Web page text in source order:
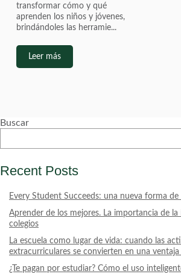
transformar cómo y qué
aprenden los niños y jóvenes,
brindándoles las herramie...
Leer más
Buscar
Recent Posts
Every Student Succeeds: una nueva forma
Aprender de los mejores. La importancia de la
colegios
La escuela como lugar de vida: cuando las
extracurriculares se convierten en una ventaja
¿Te pagan por estudiar? Cómo el uso